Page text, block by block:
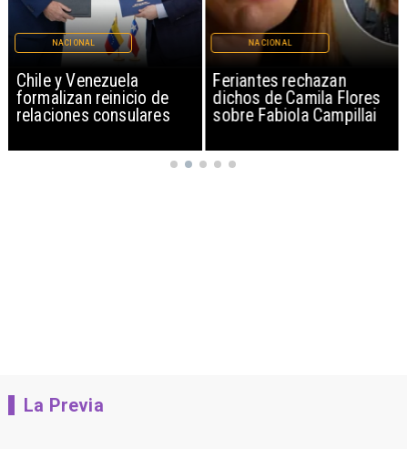
Chile y Venezuela
formalizan reinicio de
relaciones consulares
NACIONAL
Feriantes rechazan
dichos de Camila Flores
sobre Fabiola Campillai
NACIONAL
La Previa